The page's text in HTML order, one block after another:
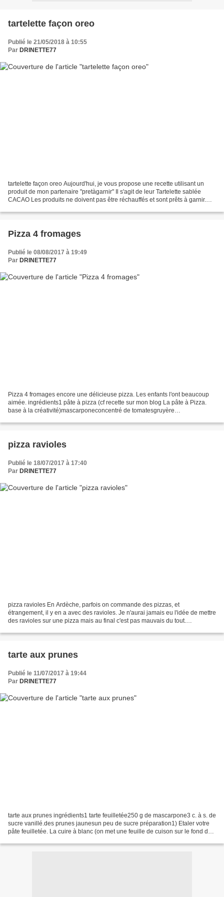
tartelette façon oreo
Publié le 21/05/2018 à 10:55
Par DRINETTE77
tartelette façon oreo Aujourd'hui, je vous propose une recette utilisant un
produit de mon partenaire "pretàgarnir" Il s'agit de leur Tartelette sablée
CACAO Les produits ne doivent pas être réchauffés et sont prêts à garnir.
Pizza 4 fromages
Publié le 08/08/2017 à 19:49
Par DRINETTE77
Pizza 4 fromages encore une délicieuse pizza. Les enfants l'ont beaucoup
aimée. ingrédients1 pâte à pizza (cf recette sur mon blog La pâte à Pizza.
base à la créativité)mascarponeconcentré de tomatesgruyère
pizza ravioles
Publié le 18/07/2017 à 17:40
Par DRINETTE77
pizza ravioles En Ardèche, parfois on commande des pizzas, et
étrangement, il y en a avec des ravioles. Je n'aurai jamais eu l'idée de mettre
des ravioles sur une pizza mais au final c'est pas mauvais du tout.
tarte aux prunes
Publié le 11/07/2017 à 19:44
Par DRINETTE77
tarte aux prunes ingrédients1 tarte feuilletée250 g de mascarpone3 c. à s. de
sucre vanillé.des prunes jaunesun peu de sucre préparation1) Etaler votre
pâte feuilletée. La cuire à blanc (on met une feuille de cuison sur le fond de